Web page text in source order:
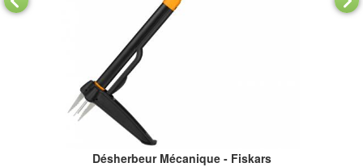
Désherbeur Mécanique - Fiskars